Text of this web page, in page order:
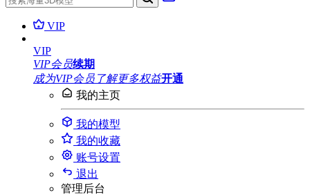
VIP
VIP
VIP会员续期
成为VIP会员 了解更多权益开通
我的主页
我的模型
我的收藏
账号设置
退出
管理后台